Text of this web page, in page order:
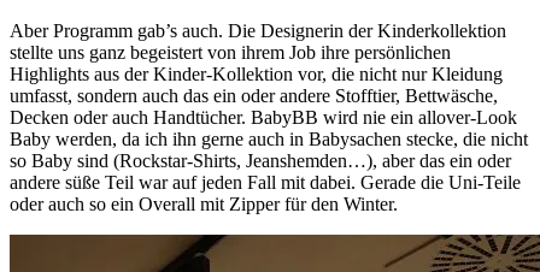
Aber Programm gab’s auch. Die Designerin der Kinderkollektion
stellte uns ganz begeistert von ihrem Job ihre persönlichen
Highlights aus der Kinder-Kollektion vor, die nicht nur Kleidung
umfasst, sondern auch das ein oder andere Stofftier, Bettwäsche,
Decken oder auch Handtücher. BabyBB wird nie ein allover-Look
Baby werden, da ich ihn gerne auch in Babysachen stecke, die nicht
so Baby sind (Rockstar-Shirts, Jeanshemden…), aber das ein oder
andere süße Teil war auf jeden Fall mit dabei. Gerade die Uni-Teile
oder auch so ein Overall mit Zipper für den Winter.